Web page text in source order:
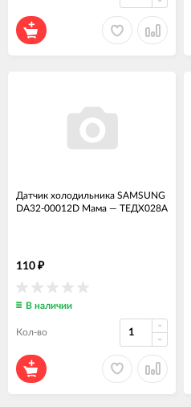
Датчик холодильника SAMSUNG
DA32-00012D Мама — ТЕДХ028А
110 ₽
В наличии
Кол-во